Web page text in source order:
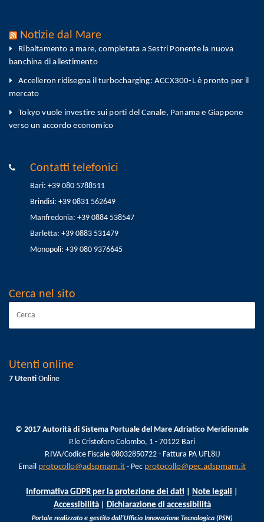
Notizie dal Mare
Ribaltamento a mare, completata a Sestri Ponente la nuova
banchina di allestimento
Accelleron ridisegna il turbocharging: ACCX300-L è pronto per il
mercato
Tokyo vuole investire sui porti del Canale, Panama e Giappone
verso un accordo economico
Contatti telefonici
Bari: +39 080 5788511
Brindisi: +39 0831 562649
Manfredonia: +39 0884 538547
Barletta: +39 0883 531479
Monopoli: +39 080 9376645
Cerca nel sito
Utenti online
7 Utenti Online
© 2017 Autorità di Sistema Portuale del Mare Adriatico Meridionale
P.le Cristoforo Colombo, 1 - 70122 Bari
P.IVA/Codice Fiscale 08032850722 - Fattura PA UFL8IJ
Email protocollo@adspmam.it - Pec protocollo@pec.adspmam.it
Informativa GDPR per la protezione dei dati Note legali
Accessibilità| Dichiarazione di accessibilità
Portale realizzato e gestito dall'Ufficio Innovazione Tecnologica (PSN)